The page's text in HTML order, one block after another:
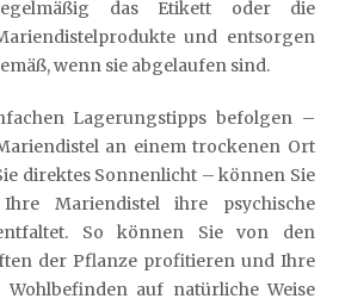
das Etikett oder die
und entsorgen
wenn sie abgelaufen sind.
Lagerungstipps befolgen –
an einem trockenen Ort
direktes Sonnenlicht – können Sie
Ihre Mariendistel ihre psychische
So können Sie von den
der Pflanze profitieren und Ihre
auf natürliche Weise